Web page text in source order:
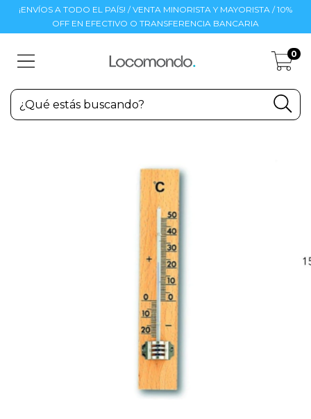
¡ENVÍOS A TODO EL PAÍS! / VENTA MINORISTA Y MAYORISTA / 10%
OFF EN EFECTIVO O TRANSFERENCIA BANCARIA
0